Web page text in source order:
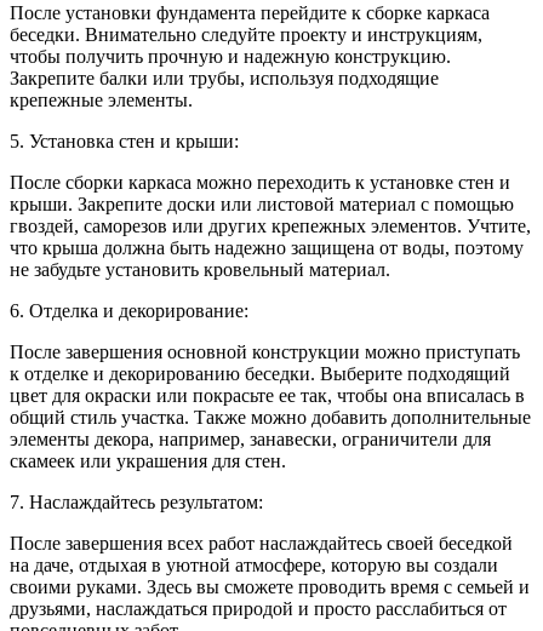
После установки фундамента перейдите к сборке каркаса
беседки. Внимательно следуйте проекту и инструкциям,
чтобы получить прочную и надежную конструкцию.
Закрепите балки или трубы, используя подходящие
крепежные элементы.
5. Установка стен и крыши:
После сборки каркаса можно переходить к установке стен и
крыши. Закрепите доски или листовой материал с помощью
гвоздей, саморезов или других крепежных элементов. Учтите,
что крыша должна быть надежно защищена от воды, поэтому
не забудьте установить кровельный материал.
6. Отделка и декорирование:
После завершения основной конструкции можно приступать
к отделке и декорированию беседки. Выберите подходящий
цвет для окраски или покрасьте ее так, чтобы она вписалась в
общий стиль участка. Также можно добавить дополнительные
элементы декора, например, занавески, ограничители для
скамеек или украшения для стен.
7. Наслаждайтесь результатом:
После завершения всех работ наслаждайтесь своей беседкой
на даче, отдыхая в уютной атмосфере, которую вы создали
своими руками. Здесь вы сможете проводить время с семьей и
друзьями, наслаждаться природой и просто расслабиться от